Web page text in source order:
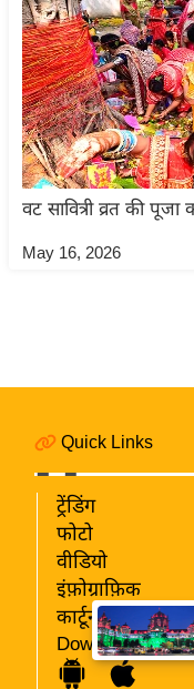
स
मी
क्षा
ध
र्म
ज्यो
ति
प्र
ध
स्थ
वट सावित्री व्रत की पूजा
May 16, 2026
Quick Links
ट्रेंडिंग
फोटो
वीडियो
इंफ़ोग्राफ़िक
कार्टून
Download App